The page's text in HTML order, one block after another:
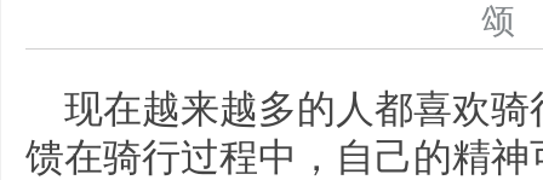
现在越来越多的人都喜欢
馈在骑行过程中，自己的精